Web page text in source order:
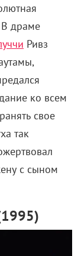
В драме
Ривз
ко всем
свое
так
с сыном